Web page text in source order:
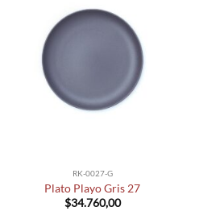
RK-0027-G
Plato Playo Gris 27
$34.760,00